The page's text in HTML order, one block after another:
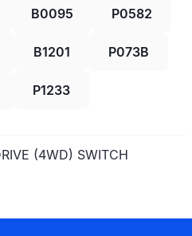
B0095 P0582
B1201 P073B
P1233
(4WD) SWITCH